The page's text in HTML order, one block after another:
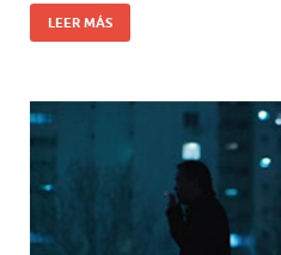
LEER MÁS